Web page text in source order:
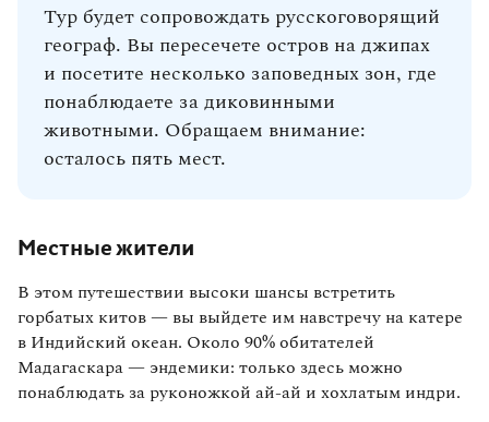
Тур будет сопровождать русскоговорящий
географ. Вы пересечете остров на джипах
и посетите несколько заповедных зон, где
понаблюдаете за диковинными
животными. Обращаем внимание:
осталось пять мест.
Местные жители
В этом путешествии высоки шансы встретить
горбатых китов — вы выйдете им навстречу на катере
в Индийский океан. Около 90% обитателей
Мадагаскара — эндемики: только здесь можно
понаблюдать за руконожкой ай‑ай и хохлатым индри.